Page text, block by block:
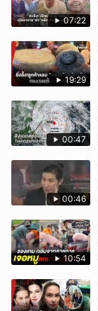
07:22
19:29
00:47
00:46
10:54